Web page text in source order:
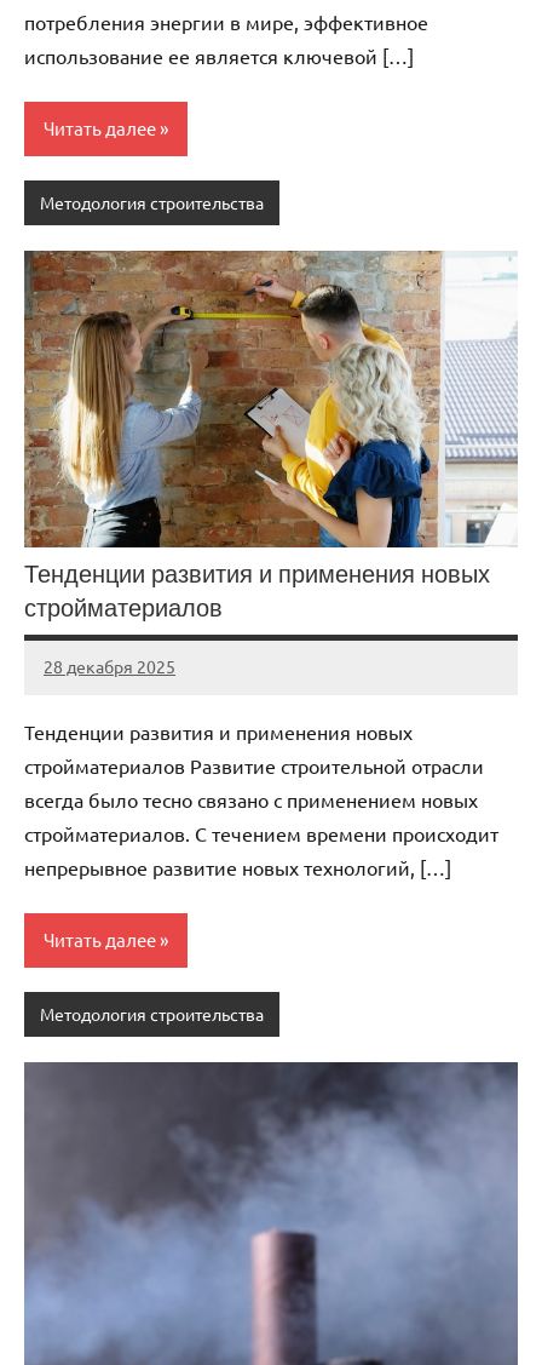
потребления энергии в мире, эффективное
использование ее является ключевой […]
Читать далее
Методология строительства
Тенденции развития и применения новых
стройматериалов
28 декабря 2025
stroi_proekt
Нет
Тенденции развития и применения новых
стройматериалов Развитие строительной отрасли
всегда было тесно связано с применением новых
стройматериалов. С течением времени происходит
непрерывное развитие новых технологий, […]
Читать далее
Методология строительства